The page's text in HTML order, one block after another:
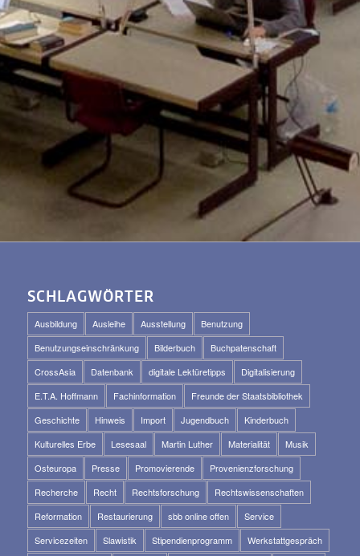
SCHLAGWÖRTER
Ausbildung Ausleihe Ausstellung
Benutzung
Benutzungseinschränkung
Bilderbuch
Buchpatenschaft
CrossAsia
Datenbank digitale Lektüretipps
Digitalisierung
E.T.A. Hoffmann
Fachinformation
Freunde der Staatsbibliothek
Geschichte
Hinweis Import Jugendbuch
Kinderbuch
Kulturelles Erbe
Lesesaal Martin Luther Materialität
Musik
Osteuropa
Presse Promovierende
Provenienzforschung
Recherche
Recht Rechtsforschung
Rechtswissenschaften
Reformation
Restaurierung sbb online offen
Service
Servicezeiten
Slawistik Stipendienprogramm
Werkstattgespräch